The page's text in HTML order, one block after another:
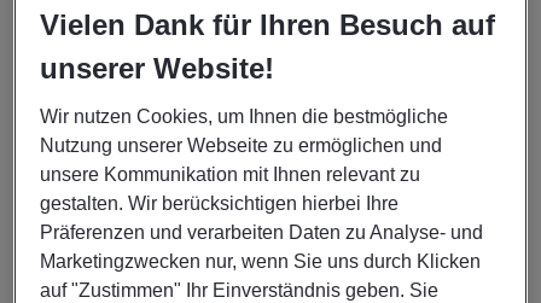
MEHR INFOS
MEHR ANZEIGEN
Unsere weiteren Standorte
Bundesländer
Vielen Dank für Ihren Besuch auf
unserer Website!
Wir nutzen Cookies, um Ihnen die bestmögliche
Nutzung unserer Webseite zu ermöglichen und
unsere Kommunikation mit Ihnen relevant zu
gestalten. Wir berücksichtigen hierbei Ihre
Präferenzen und verarbeiten Daten zu Analyse- und
Marketingzwecken nur, wenn Sie uns durch Klicken
auf "Zustimmen" Ihr Einverständnis geben. Sie